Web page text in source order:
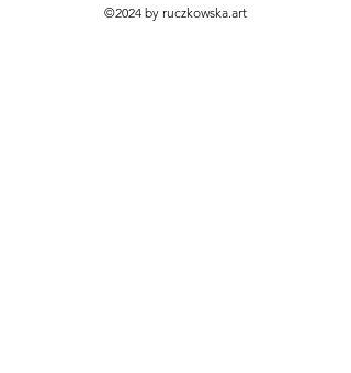
©2024 by ruczkowska.art